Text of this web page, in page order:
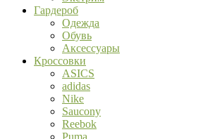
Гардероб
Одежда
Обувь
Аксессуары
Кроссовки
ASICS
adidas
Nike
Saucony
Reebok
Puma